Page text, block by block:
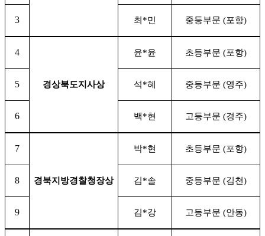
3 최 *민 중등부문 (포항)
4
경상북도지사상
윤*윤 초등부문 (포항)
5 석*혜 중등부문 (영주)
6 백*현 고등부문 (경주)
7
경북지방경찰청장상
박*현 초등부문 (포항)
8 김*솔 중등부문 (김천)
9 김*강 고등부문 (안동)